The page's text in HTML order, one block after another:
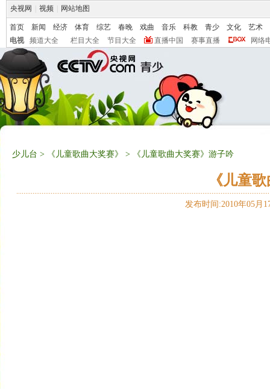
央视网 视频 网站地图
首页 新闻 经济 体育 综艺 春晚 戏曲 音乐 科教 青少 文化
艺术
电视
频道大全 栏目大全 节目大全 直播中国 赛事直播 网络
少儿台 > 《儿童歌曲大奖赛》 > 《儿童歌曲大奖赛》游子吟
《儿童
发布时间:2010年05月